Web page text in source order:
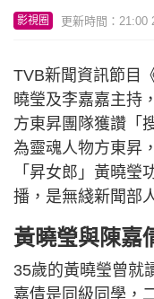
影視圈 更新時間：21:00
TVB新聞資訊節目
曉瑩及李嘉嘉主持
方東昇團隊獲讚「
為靈魂人物方東昇
「昇女郎」黃曉瑩
播，是無綫新聞部
黃曉瑩與陳嘉
35歲的黃曉瑩曾就
嘉倩是同級同學，